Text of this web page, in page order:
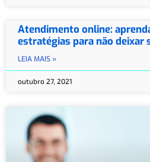
Atendimento online:
estratégias para não deixar
LEIA MAIS »
outubro 27, 2021